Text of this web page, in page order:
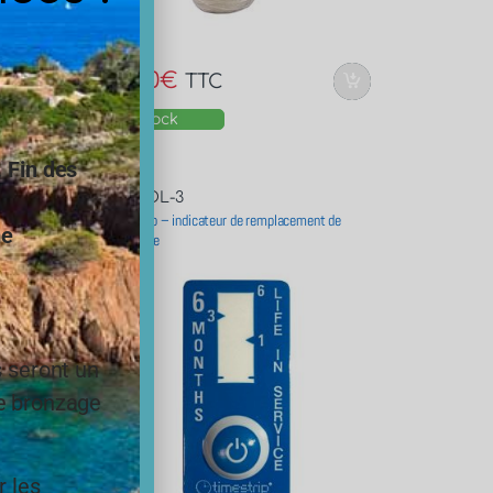
-3%
84,00€
86,40€
TTC
En stock
INDCOL-3
Timestrip – indicateur de remplacement de
cartouche
Fin des
seront un
bronzage
les